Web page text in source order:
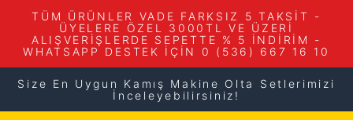
TÜM ÜRÜNLER VADE FARKSIZ 5 TAKSİT -
ÜYELERE ÖZEL 3000TL VE ÜZERİ
ALIŞVERİŞLERDE SEPETTE % 5 İNDİRİM -
WHATSAPP DESTEK İÇİN 0 (536) 667 16 10
Size En Uygun Kamış Makine Olta Setlerimizi
İnceleyebilirsiniz!